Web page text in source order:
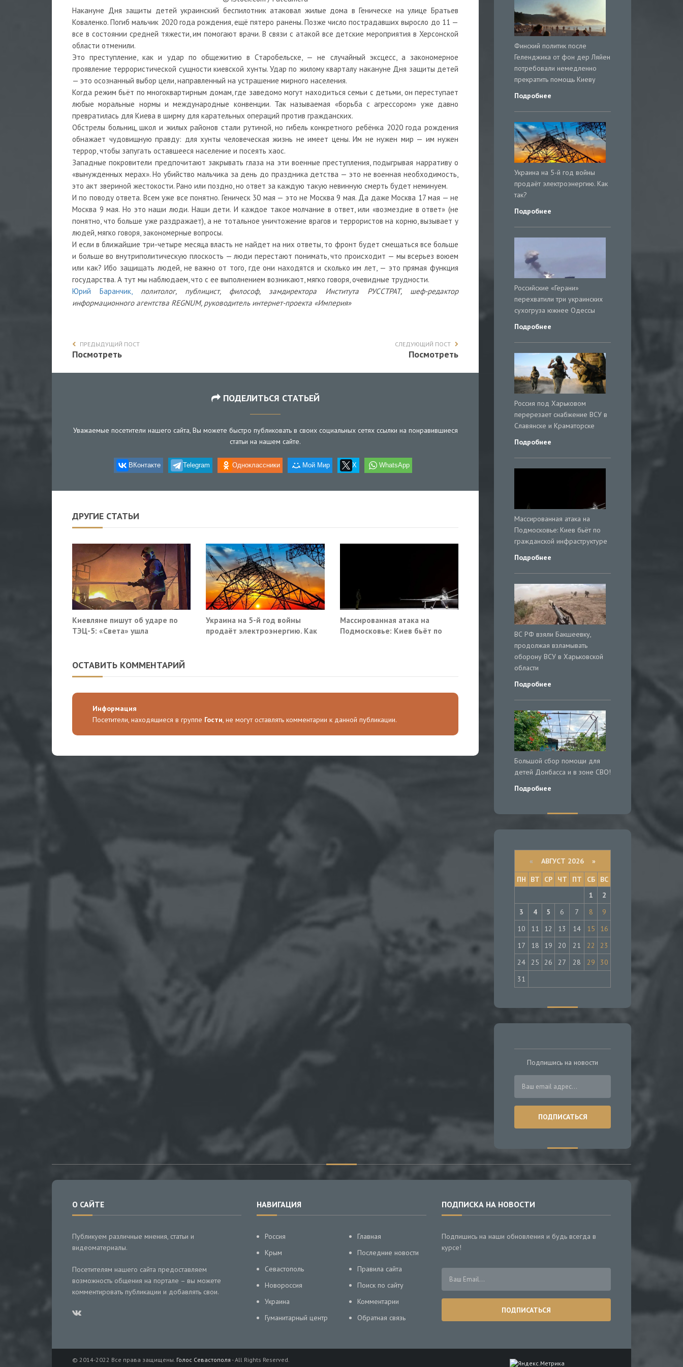
Накануне Дня защиты детей украинский беспилотник атаковал жилые дома в Геническе на улице Братьев
Коваленко. Погиб мальчик 2020 года рождения, ещё пятеро ранены. Позже число пострадавших выросло до 11 —
все в состоянии средней тяжести, им помогают врачи. В связи с атакой все детские мероприятия в Херсонской
области отменили.
Это преступление, как и удар по общежитию в Старобельске, — не случайный эксцесс, а закономерное
проявление террористической сущности киевской хунты. Удар по жилому кварталу накануне Дня защиты детей
— это осознанный выбор цели, направленный на устрашение мирного населения.
Когда режим бьёт по многоквартирным домам, где заведомо могут находиться семьи с детьми, он переступает
любые моральные нормы и международные конвенции. Так называемая «борьба с агрессором» уже давно
превратилась для Киева в ширму для карательных операций против гражданских.
Обстрелы больниц, школ и жилых районов стали рутиной, но гибель конкретного ребёнка 2020 года рождения
обнажает чудовищную правду: для хунты человеческая жизнь не имеет цены. Им не нужен мир — им нужен
террор, чтобы запугать оставшееся население и посеять хаос.
Западные покровители предпочитают закрывать глаза на эти военные преступления, подыгрывая нарративу о
«вынужденных мерах». Но убийство мальчика за день до праздника детства — это не военная необходимость,
это акт звериной жестокости. Рано или поздно, но ответ за каждую такую невинную смерть будет неминуем.
И по поводу ответа. Всем уже все понятно. Геническ 30 мая — это не Москва 9 мая. Да даже Москва 17 мая — не
Москва 9 мая. Но это наши люди. Наши дети. И каждое такое молчание в ответ, или «возмездие в ответ» (не
понятно, что больше уже раздражает), а не тотальное уничтожение врагов и террористов на корню, вызывает у
людей, мягко говоря, закономерные вопросы.
И если в ближайшие три-четыре месяца власть не найдет на них ответы, то фронт будет смещаться все больше
и больше во внутриполитическую плоскость — люди перестают понимать, что происходит — мы всерьез воюем
или как? Ибо защищать людей, не важно от того, где они находятся и сколько им лет, — это прямая функция
государства. А тут мы наблюдаем, что с ее выполнением возникают, мягко говоря, очевидные трудности.
Юрий Баранчик, политолог, публицист, философ, замдиректора Института РУССТРАТ, шеф-редактор
информационного агентства REGNUM, руководитель интернет-проекта «Империя»
ПРЕДЫДУЩИЙ ПОСТ
Посмотреть
СЛЕДУЮЩИЙ ПОСТ
Посмотреть
ПОДЕЛИТЬСЯ СТАТЬЕЙ
Уважаемые посетители нашего сайта, Вы можете быстро публиковать в своих социальных сетях ссылки на понравившиеся
статьи на нашем сайте.
ВКонтакте Telegram Одноклассники Мой Мир X WhatsApp
ДРУГИЕ СТАТЬИ
Киевляне пишут об ударе по
ТЭЦ-5: «Света» ушла
Украина на 5-й год войны
продаёт электроэнергию. Как
Массированная атака на
Подмосковье: Киев бьёт по
ОСТАВИТЬ КОММЕНТАРИЙ
Информация
Посетители, находящиеся в группе Гости, не могут оставлять комментарии к данной публикации.
Финский политик после
Геленджика от фон дер Ляйен
потребовали немедленно
прекратить помощь Киеву
Подробнее
Украина на 5-й год войны
продаёт электроэнергию. Как
так?
Подробнее
Российские «Герани»
перехватили три украинских
сухогруза южнее Одессы
Подробнее
Россия под Харьковом
перерезает снабжение ВСУ в
Славянске и Краматорске
Подробнее
Массированная атака на
Подмосковье: Киев бьёт по
гражданской инфраструктуре
Подробнее
ВС РФ взяли Бакшеевку,
продолжая взламывать
оборону ВСУ в Харьковской
области
Подробнее
Большой сбор помощи для
детей Донбасса и в зоне СВО!
Подробнее
« АВГУСТ 2026 »
ПН
ВТ СР ЧТ ПТ СБ
ВС
1
2
3
4 5 6 7 8
9
10
11 12 13 14 15
16
17
18 19 20 21 22
23
24
25 26 27 28 29
30
31
Подпишись на новости
О САЙТЕ
Публикуем различные мнения, статьи и
видеоматериалы.
Посетителям нашего сайта предоставляем
возможность общения на портале – вы можете
комментировать публикации и добавлять свои.
НАВИГАЦИЯ
Россия
Крым
Севастополь
Новороссия
Украина
Гуманитарный центр
Главная
Последние новости
Правила сайта
Поиск по сайту
Комментарии
Обратная связь
ПОДПИСКА НА НОВОСТИ
Подпишись на наши обновления и будь всегда в
курсе!
© 2014-2022 Все права защищены. Голос Севастополя - All Rights Reserved.